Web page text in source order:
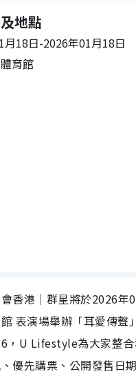
地點
月18日-2026年01月18日
育館
香港｜群星將於2026年
表演場舉辦「耳愛傳聲
，U Lifestyle為大家整合
優先購票、公開發售日